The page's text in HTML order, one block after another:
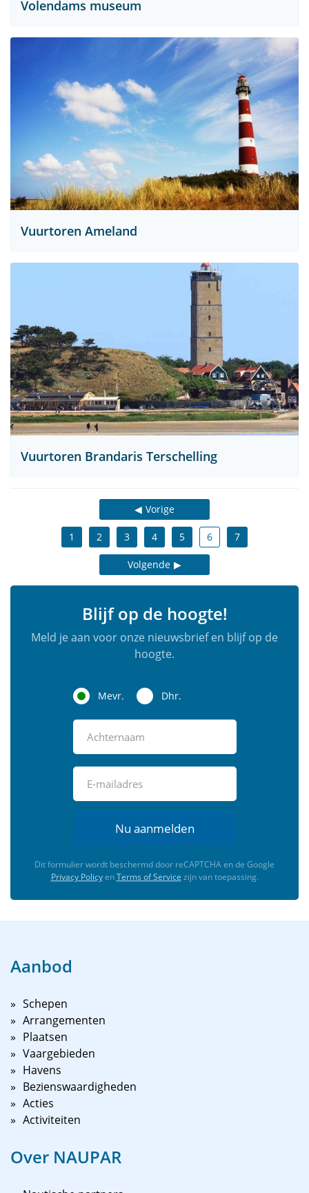
Volendams museum
Vuurtoren Ameland
Vuurtoren Brandaris Terschelling
Vorige
1 2 3 4 5 6 7
Volgende
Blijf op de hoogte!
Meld je aan voor onze nieuwsbrief en blijf op de
hoogte.
Mevr. Dhr.
Nu aanmelden
Dit formulier wordt beschermd door reCAPTCHA en de Google
Privacy PolicyenTerms of Service zijn van toepassing.
Aanbod
Schepen
Arrangementen
Plaatsen
Vaargebieden
Havens
Bezienswaardigheden
Acties
Activiteiten
Over NAUPAR